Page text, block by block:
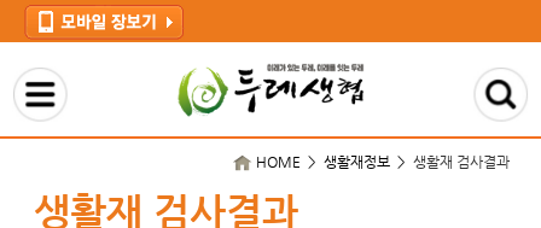
생활재 검사결과
HOME > 생활재정보 > 생활재 검사결과